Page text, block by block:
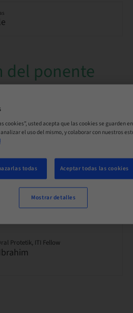
del ponente
Protetik, ITI Fellow
cookies”, usted acepta que las cookies se guarden
el uso del mismo, y colaborar con nuestros
todas Aceptar todas las cookies
Mostrar detalles